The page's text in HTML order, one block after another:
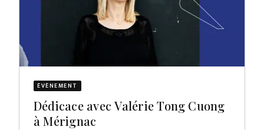
ÉVÈNEMENT
Dédicace avec Valérie Tong Cuong
à Mérignac